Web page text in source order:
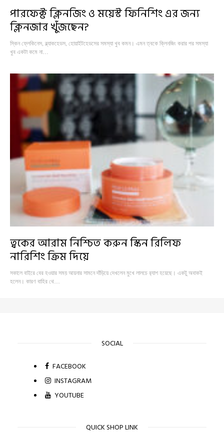
পারফেক্ট ক্লিনজিং ও ময়েস্ট ফিনিশিং এর জন্য
ক্লিনজার খুঁজছেন?
স্কিন ফ্লেকিনেস, ব্ল্যাকহেডস, হোয়াইটহেডসের সমস্যা খুব কমন। এমন ত্বকে ক্লিনজিং করার পর সমস্যা
খুব একটা কমে না…
ত্বকের আরাম নিশ্চিত করুন স্কিন রিলিফ
নারিশিং ক্রিম দিয়ে
সকালে বাইরে বের হওয়ার সময় আয়নার সামনে দাঁড়িয়ে দেখলেন মুখে লালচে র‍্যাশ হয়েছে। একটু অবাকই
হলেন। কারণ বাহির থে…
SOCIAL
FACEBOOK
INSTAGRAM
YOUTUBE
QUICK SHOP LINK